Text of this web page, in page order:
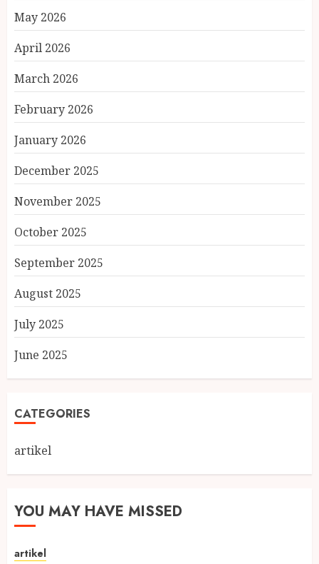
May 2026
April 2026
March 2026
February 2026
January 2026
December 2025
November 2025
October 2025
September 2025
August 2025
July 2025
June 2025
CATEGORIES
artikel
YOU MAY HAVE MISSED
artikel